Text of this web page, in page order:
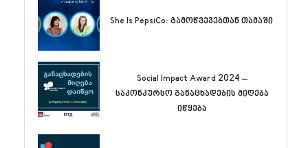
She Is PepsiCo: გამოწვევებთან თამაში
Social Impact Award 2024 –
საკონკურსო განაცხადების მიღება
იწყება